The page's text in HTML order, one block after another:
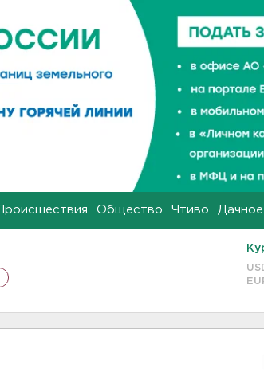
Происшествия Общество Чтиво